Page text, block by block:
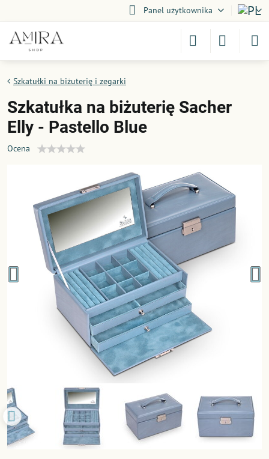
Panel użytkownika
Szkatułki na biżuterię i zegarki
Szkatułka na biżuterię Sacher
Elly - Pastello Blue
Ocena